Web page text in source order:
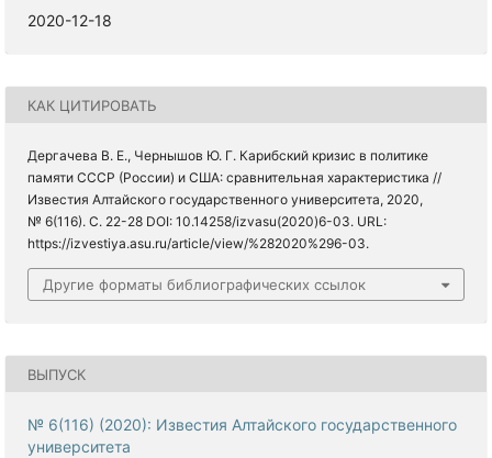
2020-12-18
КАК ЦИТИРОВАТЬ
Дергачева В. Е., Чернышов Ю. Г. Карибский кризис в политике
памяти СССР (России) и США: сравнительная характеристика //
Известия Алтайского государственного университета, 2020,
№ 6(116). С. 22-28 DOI: 10.14258/izvasu(2020)6-03. URL:
https://izvestiya.asu.ru/article/view/%282020%296-03.
Другие форматы библиографических ссылок
ВЫПУСК
№ 6(116) (2020): Известия Алтайского государственного
университета